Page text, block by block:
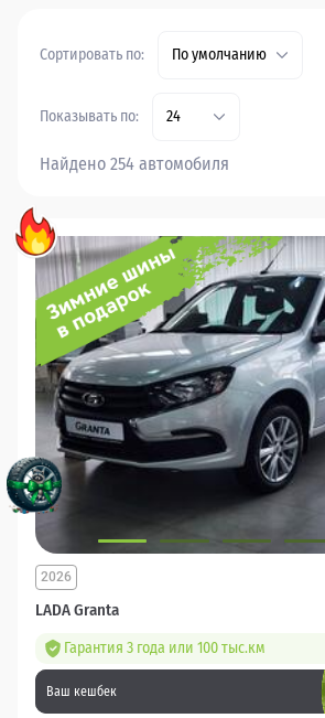
Сортировать по: По умолчанию
Показывать по: 24
Найдено 254 автомобиля
LADA Granta
2026
Гарантия 3 года или 100 тыс.км
Ваш кешбек